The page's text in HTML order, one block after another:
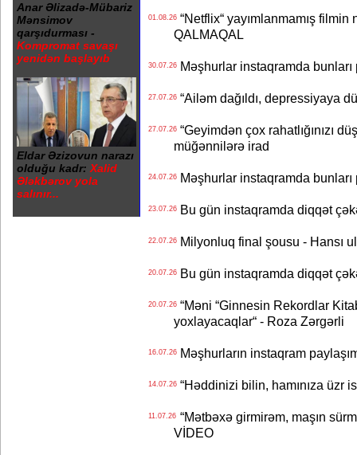
Anar Əlizadə-Mübariz
Mənsimov
qarşıdurması -
Kompromat savaşı
yenidən başlayıb
Eldar Əzizovun narazı
olduğu kadr: Xalid
Ələkbərov yola
salınır...
01.08.26“Netflix“ yayımlanmamış
QALMAQAL
30.07.26Məşhurlar instaqramda bunları
27.07.26“Ailəm dağıldı, depressiyaya
27.07.26“Geyimdən çox rahatlığınızı
müğənnilərə irad
24.07.26Məşhurlar instaqramda bunları
23.07.26Bu gün instaqramda diqqət
22.07.26Milyonluq final şousu - Hansı
20.07.26Bu gün instaqramda diqqət
20.07.26“Məni “Ginnesin Rekordlar
yoxlayacaqlar“ - Roza Zərgərli
16.07.26Məşhurların instaqram
14.07.26“Həddinizi bilin, hamınıza üzr
11.07.26“Mətbəxə girmirəm, maşın
VİDEO